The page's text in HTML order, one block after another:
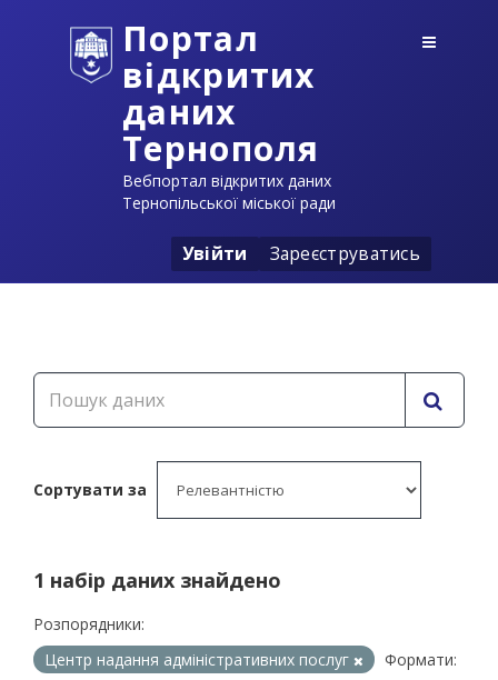
Портал
відкритих
даних
Тернополя
Вебпортал відкритих даних
Тернопільської міської ради
Увійти Зареєструватись
Сортувати за
1 набір даних знайдено
Розпорядники:
Центр надання адміністративних послуг
Формати: